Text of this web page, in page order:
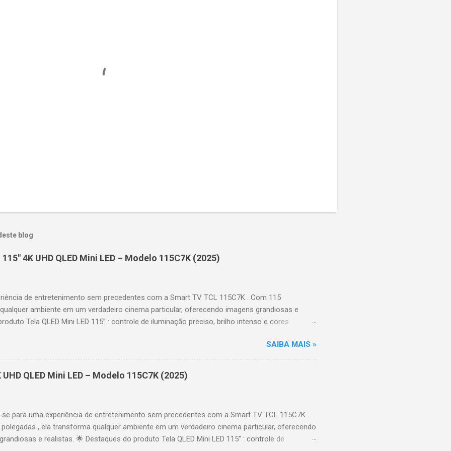
blog
4K UHD QLED Mini LED – Modelo 115C7K (2025)
de entretenimento sem precedentes com a Smart TV TCL 115C7K . Com 115
ambiente em um verdadeiro cinema particular, oferecendo imagens grandiosas e
Tela QLED Mini LED 115” : controle de iluminação preciso, brilho intenso e cores
imagens e movimentos fluidos. Taxa de atualização nativa de 144Hz (até 240Hz com DLG) :
garantindo fluidez e resposta imediata. Google TV integrado : interface intuitiva,
e acesso a aplicativos como YouTube, Netflix, Disney+, Prime Video, HBO Max e muito
de voz para facilitar sua navegação. 📐 Design e dimensões Largura: 256,6 cm |
44,5 cm Peso: 99,8 kg (229,3 kg com embalagem) Estrutura imponen...
SAIBA MAIS »
QLED Mini LED – Modelo 115C7K (2025)
se para uma experiência de entretenimento sem precedentes com a Smart TV TCL 115C7K .
, ela transforma qualquer ambiente em um verdadeiro cinema particular, oferecendo
e realistas. 🌟 Destaques do produto Tela QLED Mini LED 115” : controle de